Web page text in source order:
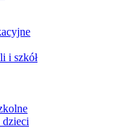
i szkół
dzieci